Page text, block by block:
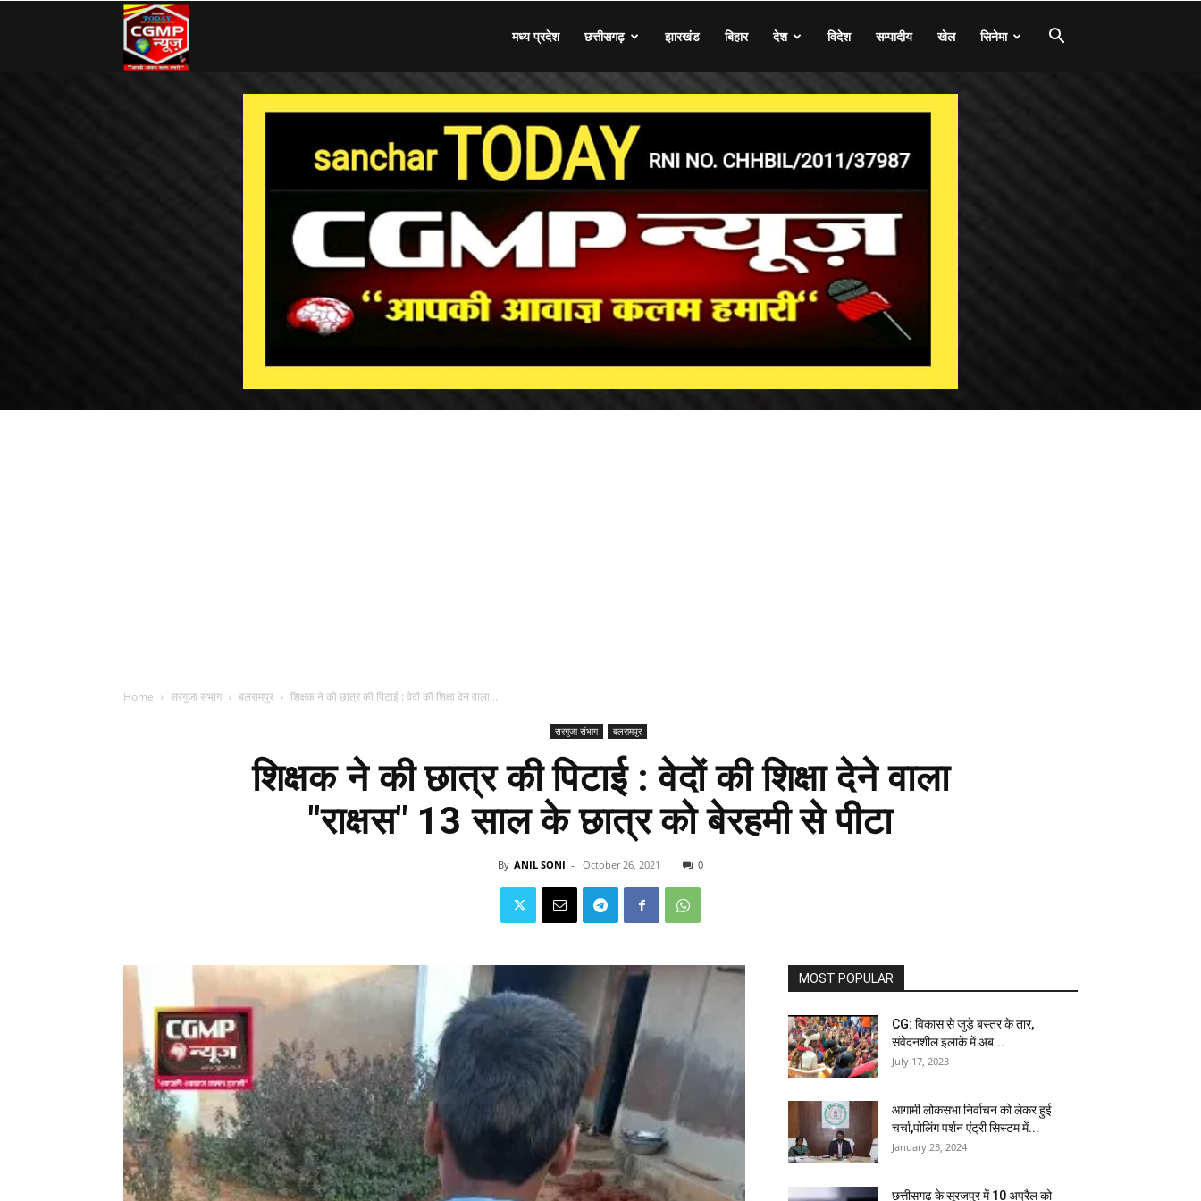
मध्य प्रदेश छत्तीसगढ़ झारखंड बिहार देश विदेश सम्पादीय खेल सिनेमा
Home सरगुजा संभाग बलरामपुर शिक्षक ने की छात्र की पिटाई : वेदों की शिक्षा देने वाला...
सरगुजा संभाग बलरामपुर
शिक्षक ने की छात्र की पिटाई : वेदों की शिक्षा देने वाला
"राक्षस" 13 साल के छात्र को बेरहमी से पीटा
By ANIL SONI - October 26, 2021 0
MOST POPULAR
CG: विकास से जुड़े बस्तर के तार,
संवेदनशील इलाके में अब...
July 17, 2023
आगामी लोकसभा निर्वाचन को लेकर हुई
चर्चा,पोलिंग पर्शन एंट्री सिस्टम में...
January 23, 2024
छत्तीसगढ़ के सूरजपुर में 10 अप्रैल को